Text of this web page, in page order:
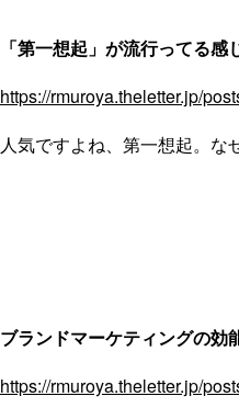
「第一想起」が流行ってる
https://rmuroya.theletter.jp/
人気ですよね、第一想起。な
ブランドマーケティングの効
https://rmuroya.theletter.jp/